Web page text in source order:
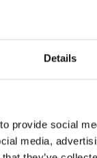
Details
provide social
media,